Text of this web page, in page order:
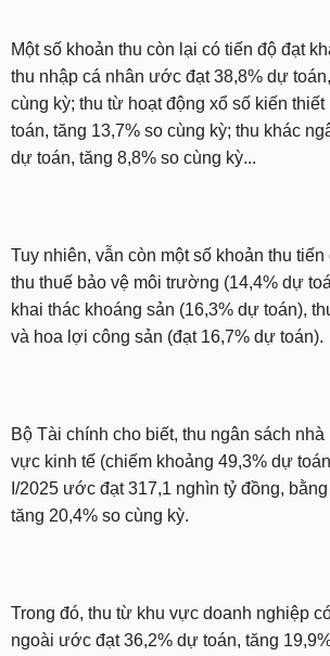
Một số khoản thu còn lại có tiến độ đạt
thu nhập cá nhân ước đạt 38,8% dự
cùng kỳ; thu từ hoạt động xổ số kiến
toán, tăng 13,7% so cùng kỳ; thu khác
dự toán, tăng 8,8% so cùng kỳ...
Tuy nhiên, vẫn còn một số khoản thu
thu thuế bảo vệ môi trường (14,4% dự
khai thác khoáng sản (16,3% dự toán),
và hoa lợi công sản (đạt 16,7% dự toán).
Bộ Tài chính cho biết, thu ngân sách
vực kinh tế (chiếm khoảng 49,3% dự
I/2025 ước đạt 317,1 nghìn tỷ đồng,
tăng 20,4% so cùng kỳ.
Trong đó, thu từ khu vực doanh nghiệp
ngoài ước đạt 36,2% dự toán, tăng